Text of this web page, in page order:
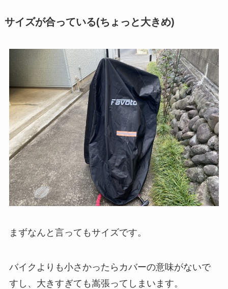
サイズが合っている(ちょっと大きめ)
まずなんと言ってもサイズです。
バイクよりも小さかったらカバーの意味がないで
すし、大きすぎても嵩張ってしまいます。